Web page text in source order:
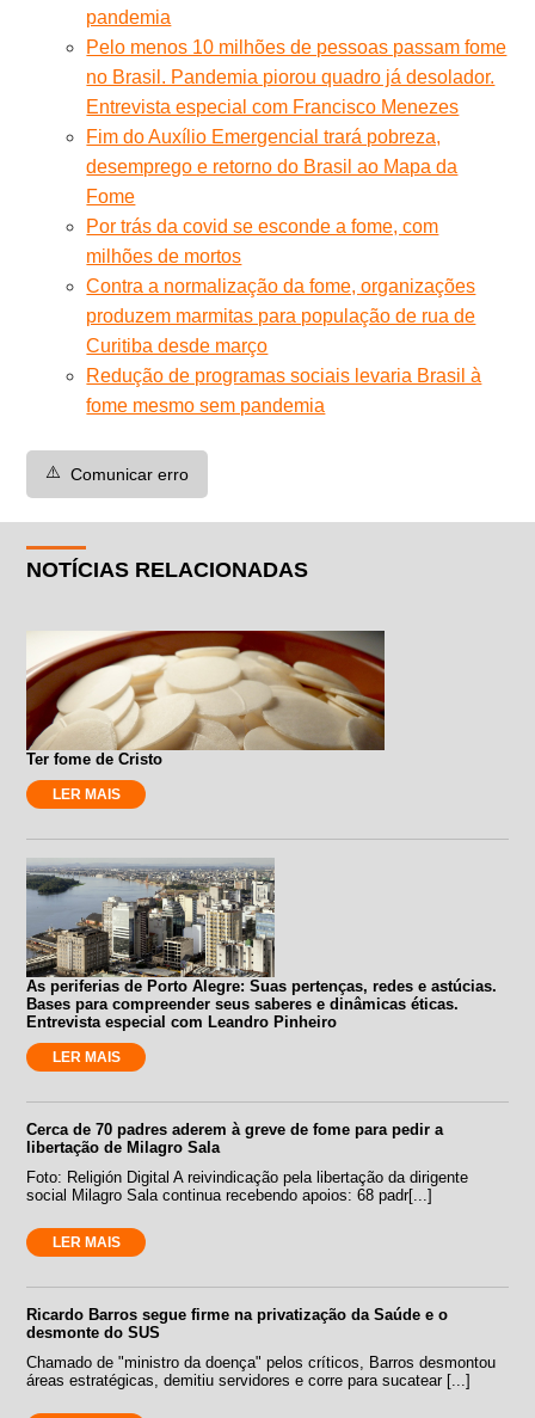
pandemia
Pelo menos 10 milhões de pessoas passam fome
no Brasil. Pandemia piorou quadro já desolador.
Entrevista especial com Francisco Menezes
Fim do Auxílio Emergencial trará pobreza,
desemprego e retorno do Brasil ao Mapa da
Fome
Por trás da covid se esconde a fome, com
milhões de mortos
Contra a normalização da fome, organizações
produzem marmitas para população de rua de
Curitiba desde março
Redução de programas sociais levaria Brasil à
fome mesmo sem pandemia
⚠️ Comunicar erro
NOTÍCIAS RELACIONADAS
Ter fome de Cristo
LER MAIS
As periferias de Porto Alegre: Suas pertenças, redes e astúcias.
Bases para compreender seus saberes e dinâmicas éticas.
Entrevista especial com Leandro Pinheiro
LER MAIS
Cerca de 70 padres aderem à greve de fome para pedir a
libertação de Milagro Sala
Foto: Religión Digital A reivindicação pela libertação da dirigente
social Milagro Sala continua recebendo apoios: 68 padr[...]
LER MAIS
Ricardo Barros segue firme na privatização da Saúde e o
desmonte do SUS
Chamado de "ministro da doença" pelos críticos, Barros desmontou
áreas estratégicas, demitiu servidores e corre para sucatear [...]